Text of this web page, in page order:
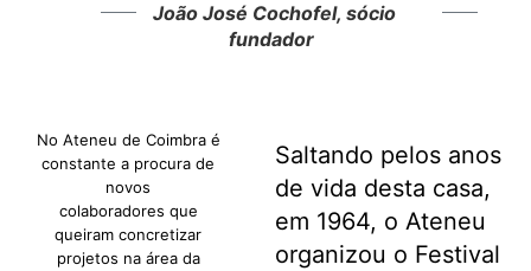
João José Cochofel, sócio
fundador
No Ateneu de Coimbra é
constante a procura de
novos
colaboradores que
queiram concretizar
projetos na área da
Saltando pelos anos
de vida desta casa,
em 1964, o Ateneu
organizou o Festival